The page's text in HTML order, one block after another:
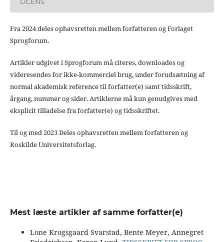
LICENS
Fra 2024 deles ophavsretten mellem forfatteren og Forlaget
Sprogforum.
Artikler udgivet i Sprogforum må citeres, downloades og
videresendes for ikke-kommerciel brug, under forudsætning af
normal akademisk reference til forfatter(e) samt tidsskrift,
årgang, nummer og sider. Artiklerne må kun genudgives med
eksplicit tilladelse fra forfatter(e) og tidsskriftet.
Til og med 2023 Deles ophavsretten mellem forfatteren og
Roskilde Universitetsforlag.
Mest læste artikler af samme forfatter(e)
Lone Krogsgaard Svarstad, Bente Meyer, Annegret